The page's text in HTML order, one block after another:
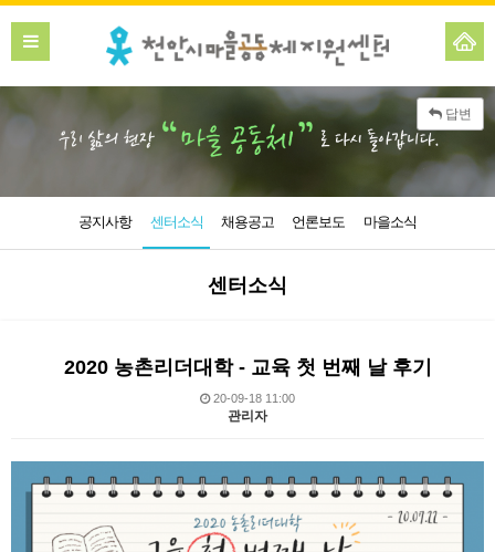
공지사항 센터소식 채용공고 언론보도 마을소식
센터소식
답변
2020 농촌리더대학 - 교육 첫 번째 날 후기
20-09-18 11:00
관리자
본문